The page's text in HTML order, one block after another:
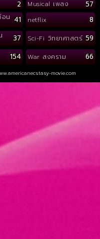
2 Musical เพลง 57
อน 41 netflix 8
37 Sci-Fi วิทยาศาสตร์ 59
154 War สงคราม 66
movie.com